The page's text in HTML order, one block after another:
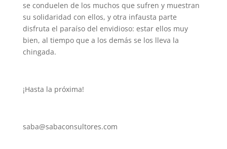
se conduelen de los muchos que sufren y muestran
su solidaridad con ellos, y otra infausta parte
disfruta el paraíso del envidioso: estar ellos muy
bien, al tiempo que a los demás se los lleva la
chingada.
¡Hasta la próxima!
saba@sabaconsultores.com